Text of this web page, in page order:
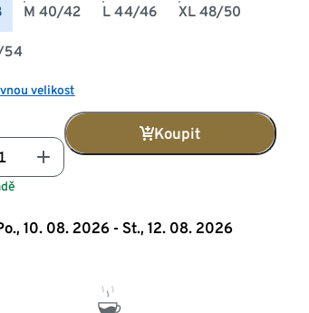
M 40/42 L 44/46 XL 48/50
54
velikost
Koupit
10. 08. 2026 - St., 12. 08. 2026